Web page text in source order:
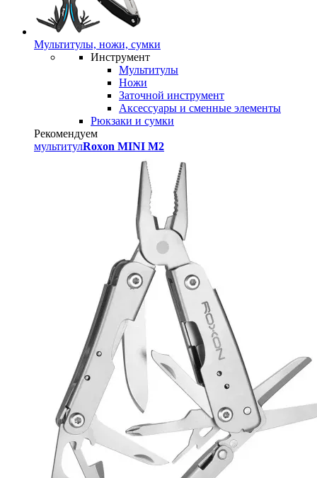
Мультитулы, ножи, сумки
Инструмент
Мультитулы
Ножи
Заточной инструмент
Аксессуары и сменные элементы
Рюкзаки и сумки
Рекомендуем
мультитулRoxon MINI M2